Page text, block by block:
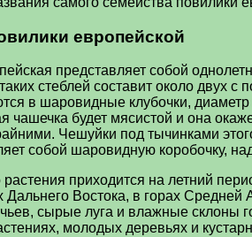
европейской
представляет собой
стеблей составит около двух
в шаровидные клубочки,
чашечка будет мясистой и она
Чешуйки под тычинками
собой шаровидную коробочку,
растения приходится на летний
Востока, в горах Средней
сырые луга и влажные склоны
молодых деревьях и